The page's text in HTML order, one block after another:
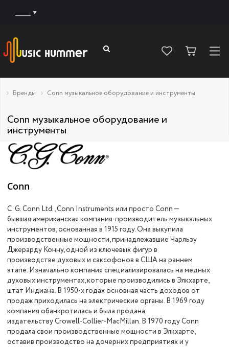
Бренды Conn музыкальное оборудование и инструменты
Conn музыкальное оборудование и
инструменты
Conn
C. G. Conn Ltd., Conn Instruments или просто Conn —
бывшая американская компания-производитель музыкальных
инструментов, основанная в 1915 году. Она выкупила
производственные мощности, принадлежавшие Чарльзу
Джерарду Конну, одной из ключевых фигур в
производстве духовых и саксофонов в США на раннем
этапе. Изначально компания специализировалась на медных
духовых инструментах, которые производились в Элкхарте,
штат Индиана. В 1950-х годах основная часть доходов от
продаж приходилась на электрические органы. В 1969 году
компания обанкротилась и была продана
издательству Crowell-Collier-MacMillan. В 1970 году Conn
продала свои производственные мощности в Элкхарте,
оставив производство на дочерних предприятиях и у